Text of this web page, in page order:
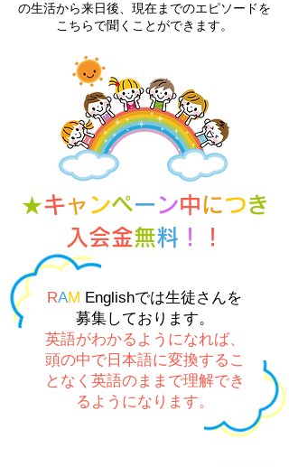
の生活から来日後、現在までのエピソードを
こちらで聞くことができます。
★キャ ンペー ン中につき
入会金無料 ！ ！
RAM Englishでは生徒さんを
募集しております。
英語がわかるようになれば、
頭の中で日本語に変換するこ
となく英語のままで理解でき
るようになります。